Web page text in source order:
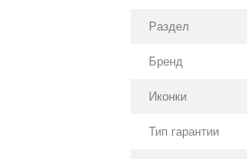
Раздел
Бренд
Иконки
Тип гарантии